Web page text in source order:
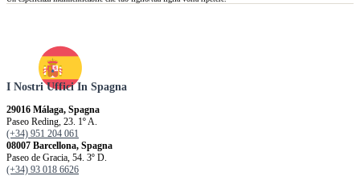
I Nostri Uffici In Spagna
29016 Málaga, Spagna
Paseo Reding, 23. 1º A.
(+34) 951 204 061
08007 Barcellona, ​​Spagna
Paseo de Gracia, 54. 3º D.
(+34) 93 018 6626